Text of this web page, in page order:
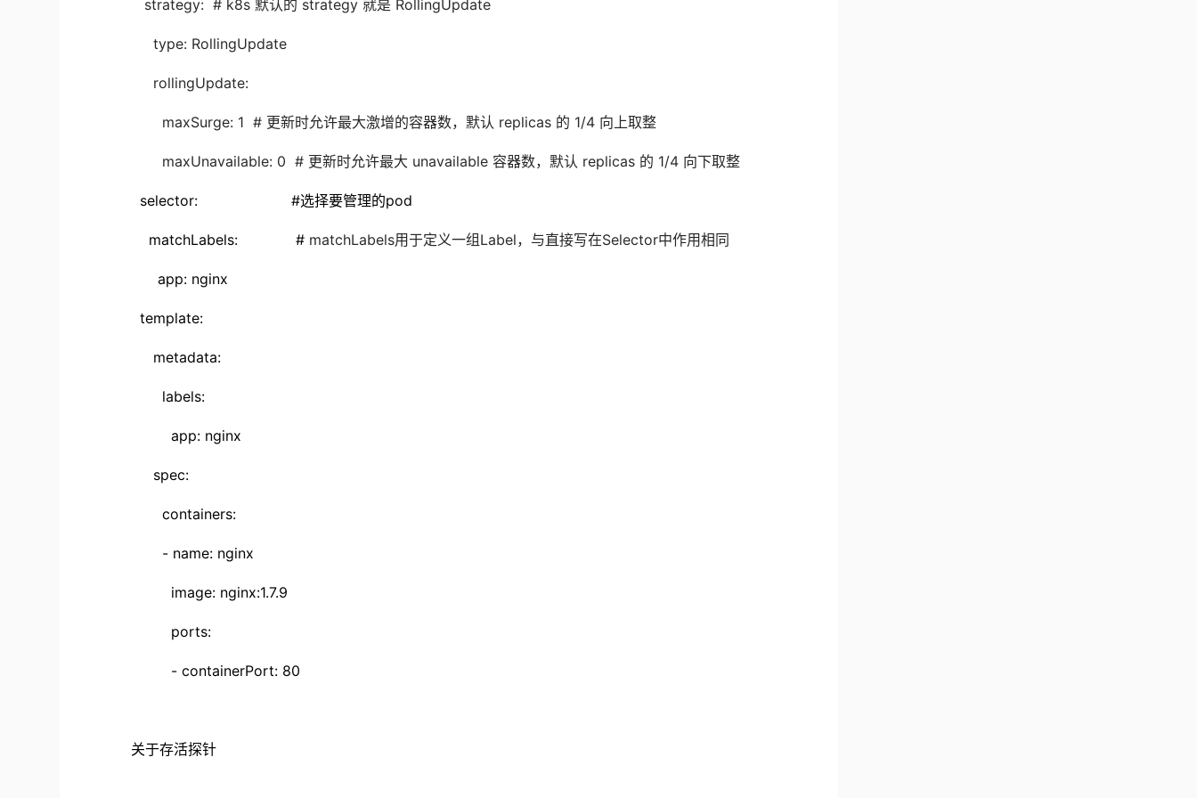
strategy: # k8s 默认的 strategy 就是 RollingUpdate
type: RollingUpdate
rollingUpdate:
maxSurge: 1 # 更新时允许最大激增的容器数，默认 replicas 的 1/4 向上取整
maxUnavailable: 0 # 更新时允许最大 unavailable 容器数，默认 replicas 的 1/4 向下取整
selector: #选择要管理的pod
matchLabels: # matchLabels用于定义一组Label，与直接写在Selector中作用相同
app: nginx
template:
metadata:
labels:
app: nginx
spec:
containers:
- name: nginx
image: nginx:1.7.9
ports:
- containerPort: 80
关于存活探针